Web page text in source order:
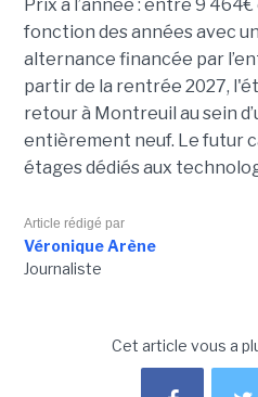
Prix à l’année : entre 9
fonction des années avec
alternance financée par
partir de la rentrée 2027,
retour à Montreuil au sein
entièrement neuf. Le futur
étages dédiés aux
Article rédigé par
Véronique Arène
Journaliste
Cet article vous a